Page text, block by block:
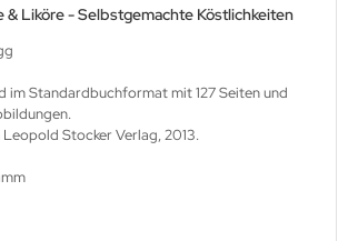
& Liköre - Selbstgemachte Köstlichkeiten
im Standardbuchformat mit 127 Seiten und
Leopold Stocker Verlag, 2013.